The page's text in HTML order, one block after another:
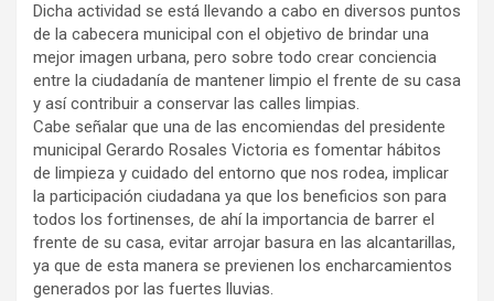
Dicha actividad se está llevando a cabo en diversos puntos
de la cabecera municipal con el objetivo de brindar una
mejor imagen urbana, pero sobre todo crear conciencia
entre la ciudadanía de mantener limpio el frente de su casa
y así contribuir a conservar las calles limpias.
Cabe señalar que una de las encomiendas del presidente
municipal Gerardo Rosales Victoria es fomentar hábitos
de limpieza y cuidado del entorno que nos rodea, implicar
la participación ciudadana ya que los beneficios son para
todos los fortinenses, de ahí la importancia de barrer el
frente de su casa, evitar arrojar basura en las alcantarillas,
ya que de esta manera se previenen los encharcamientos
generados por las fuertes lluvias.